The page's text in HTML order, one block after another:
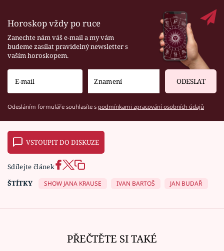
Horoskop vždy po ruce
Zanechte nám váš e-mail a my vám
budeme zasílat pravidelný newsletter s
vaším horoskopem.
ODESLAT
Odesláním formuláře souhlasíte s podmínkami zpracování osobních údajů
VSTOUPIT DO DISKUZE
Sdílejte článek
ŠTÍTKY
SHOW JANA KRAUSE IVAN BARTOŠ JAN BUDAŘ
PŘEČTĚTE SI TAKÉ